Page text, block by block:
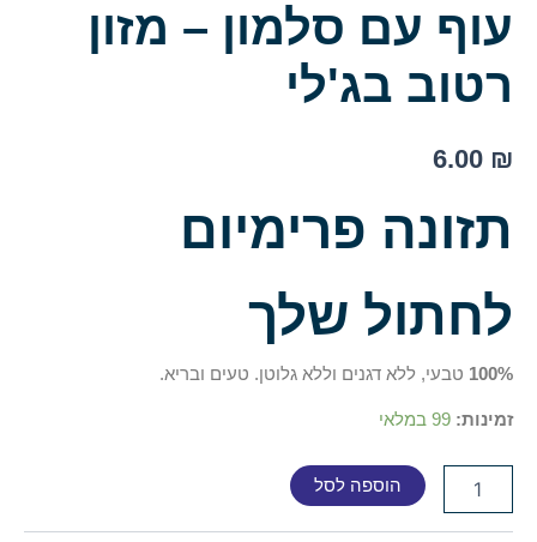
עוף עם סלמון – מזון
רטוב בג'לי
6.00 ₪
תזונה פרימיום
לחתול שלך
100% טבעי, ללא דגנים וללא גלוטן. טעים ובריא.
זמינות: 99 במלאי
הוספה לסל